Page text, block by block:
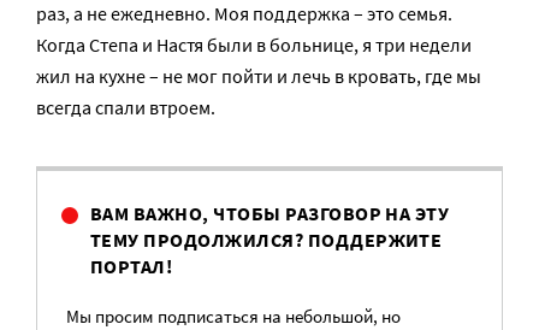
раз, а не ежедневно. Моя поддержка – это семья.
Когда Степа и Настя были в больнице, я три недели
жил на кухне – не мог пойти и лечь в кровать, где мы
всегда спали втроем.
ВАМ ВАЖНО, ЧТОБЫ РАЗГОВОР НА ЭТУ
ТЕМУ ПРОДОЛЖИЛСЯ? ПОДДЕРЖИТЕ
ПОРТАЛ!
Мы просим подписаться на небольшой, но